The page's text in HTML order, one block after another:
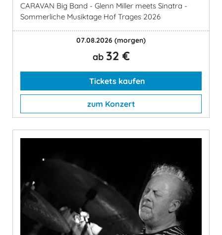
CARAVAN Big Band - Glenn Miller meets Sinatra -
Sommerliche Musiktage Hof Trages 2026
07.08.2026 (morgen)
ab 32 €
Tickets kaufen
zum Konzert